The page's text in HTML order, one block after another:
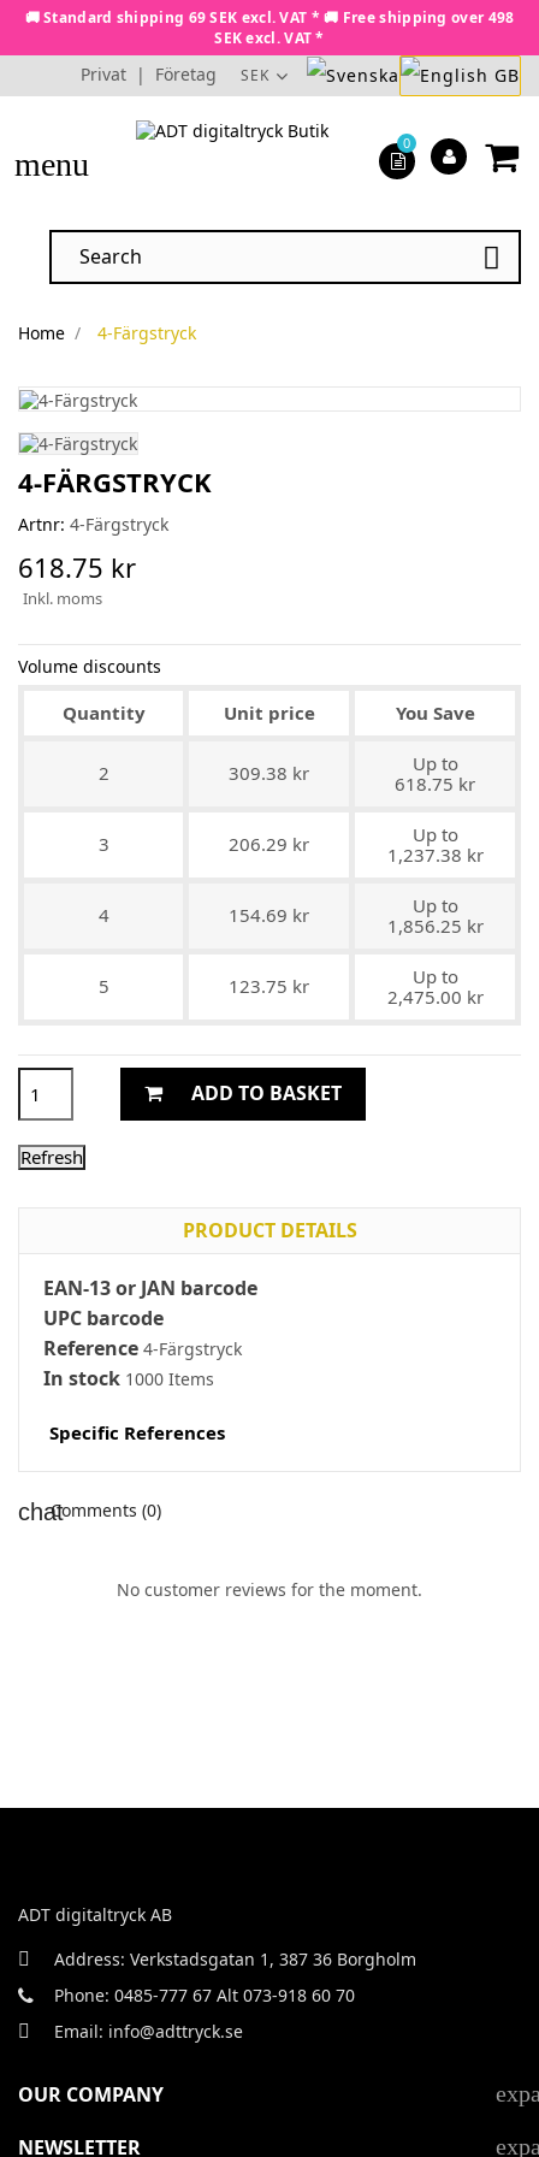
🚚 Standard shipping 69 SEK excl. VAT * 🚚 Free shipping over 498
SEK excl. VAT *
Privat | Företag SEK
menu

0
Home 4-Färgstryck
4-FÄRGSTRYCK
Artnr: 4-Färgstryck
618.75 kr
Inkl. moms
Volume discounts
Quantity Unit price You Save
2 309.38 kr
Up to
618.75 kr
3 206.29 kr
Up to
1,237.38 kr
4 154.69 kr
Up to
1,856.25 kr
5 123.75 kr
Up to
2,475.00 kr
ADD TO BASKET
PRODUCT DETAILS
EAN-13 or JAN barcode
UPC barcode
Reference 4-Färgstryck
In stock 1000 Items
Specific References
Comments (0)
No customer reviews for the moment.
ADT digitaltryck AB
Address: Verkstadsgatan 1, 387 36 Borgholm
Phone: 0485-777 67 Alt 073-918 60 70
Email: info@adttryck.se
OUR COMPANY
NEWSLETTER